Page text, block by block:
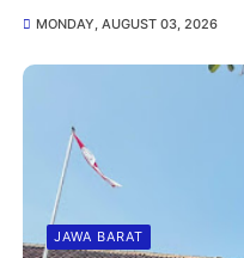
MONDAY, AUGUST 03, 2026
JAWA BARAT